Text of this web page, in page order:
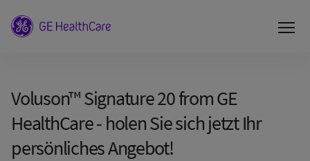
Voluson™ Signature 20 from GE
HealthCare - holen Sie sich jetzt Ihr
persönliches Angebot!